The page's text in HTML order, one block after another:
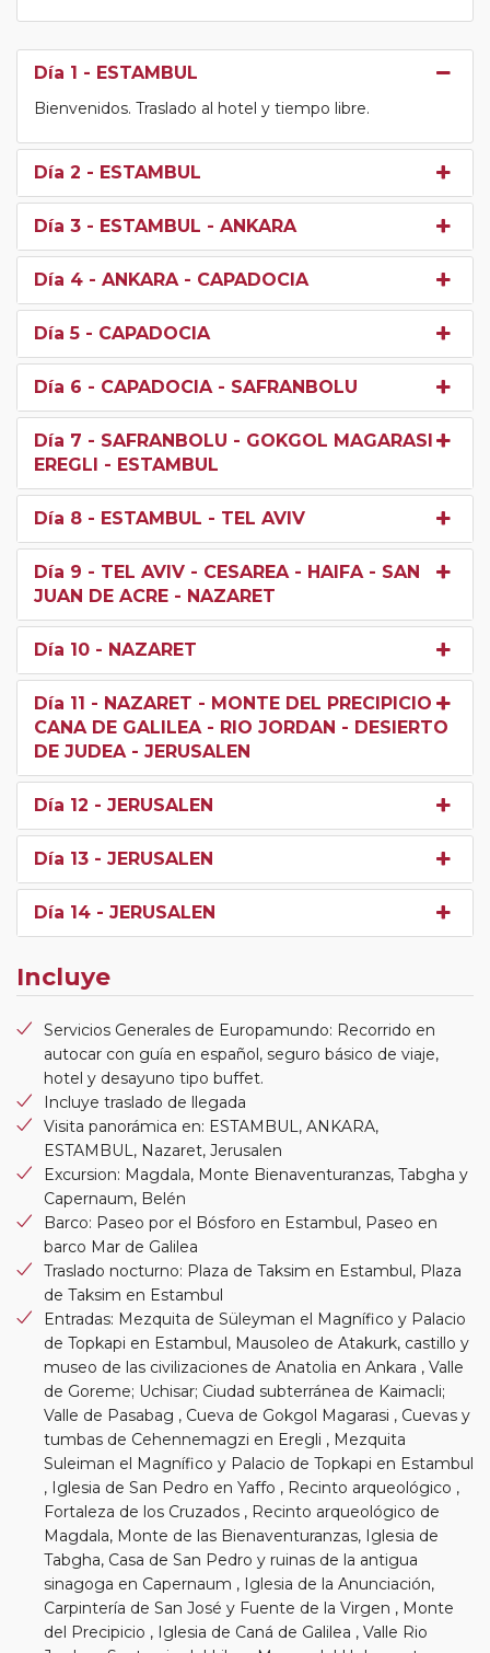
Día 1 - ESTAMBUL
Bienvenidos. Traslado al hotel y tiempo libre.
Día 2 - ESTAMBUL
Día 3 - ESTAMBUL - ANKARA
Día 4 - ANKARA - CAPADOCIA
Día 5 - CAPADOCIA
Día 6 - CAPADOCIA - SAFRANBOLU
Día 7 - SAFRANBOLU - GOKGOL MAGARASI -
EREGLI - ESTAMBUL
Día 8 - ESTAMBUL - TEL AVIV
Día 9 - TEL AVIV - CESAREA - HAIFA - SAN
JUAN DE ACRE - NAZARET
Día 10 - NAZARET
Día 11 - NAZARET - MONTE DEL PRECIPICIO -
CANA DE GALILEA - RIO JORDAN - DESIERTO
DE JUDEA - JERUSALEN
Día 12 - JERUSALEN
Día 13 - JERUSALEN
Día 14 - JERUSALEN
Incluye
Servicios Generales de Europamundo: Recorrido en
autocar con guía en español, seguro básico de viaje,
hotel y desayuno tipo buffet.
Incluye traslado de llegada
Visita panorámica en: ESTAMBUL, ANKARA,
ESTAMBUL, Nazaret, Jerusalen
Excursion: Magdala, Monte Bienaventuranzas, Tabgha y
Capernaum, Belén
Barco: Paseo por el Bósforo en Estambul, Paseo en
barco Mar de Galilea
Traslado nocturno: Plaza de Taksim en Estambul, Plaza
de Taksim en Estambul
Entradas: Mezquita de Süleyman el Magnífico y Palacio
de Topkapi en Estambul, Mausoleo de Atakurk, castillo y
museo de las civilizaciones de Anatolia en Ankara , Valle
de Goreme; Uchisar; Ciudad subterránea de Kaimacli;
Valle de Pasabag , Cueva de Gokgol Magarasi , Cuevas y
tumbas de Cehennemagzi en Eregli , Mezquita
Suleiman el Magnífico y Palacio de Topkapi en Estambul
, Iglesia de San Pedro en Yaffo , Recinto arqueológico ,
Fortaleza de los Cruzados , Recinto arqueológico de
Magdala, Monte de las Bienaventuranzas, Iglesia de
Tabgha, Casa de San Pedro y ruinas de la antigua
sinagoga en Capernaum , Iglesia de la Anunciación,
Carpintería de San José y Fuente de la Virgen , Monte
del Precipicio , Iglesia de Caná de Galilea , Valle Rio